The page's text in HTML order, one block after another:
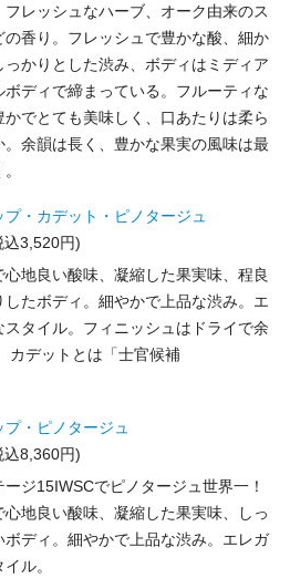
フレッシュなハーブ、オーク由来のス
の香り。フレッシュで豊かな酸、細か
っかりとした渋み、ボディはミディア
ボディで締まっている。フルーティな
かでとても美味しく、口あたりは柔ら
。余韻は長く、豊かな果実の風味は最
プ・カデット・ピノタージュ
3,520円)
心地良い酸味、凝縮した果実味、程良
したボディ。細やかで上品な渋み。エ
スタイル。フィニッシュはドライで余
カデットとは「士官候補
。
プ・ピノタージュ
8,360円)
ージ15IWSCでピノタージュ世界一！
心地良い酸味、凝縮した果実味、しっ
ボディ。細やかで上品な渋み。エレガ
ル。